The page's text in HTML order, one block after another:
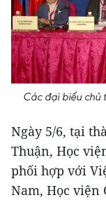
Các đại biểu chủ
Ngày 5/6, tại
Thuận, Học
phối hợp với
Nam, Học viện